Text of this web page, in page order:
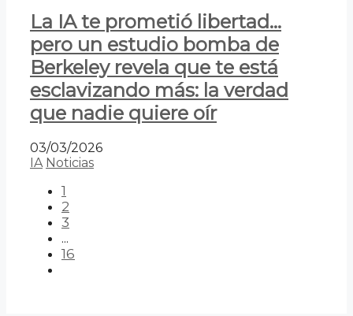
La IA te prometió libertad…
pero un estudio bomba de
Berkeley revela que te está
esclavizando más: la verdad
que nadie quiere oír
03/03/2026
IA Noticias
1
2
3
...
16